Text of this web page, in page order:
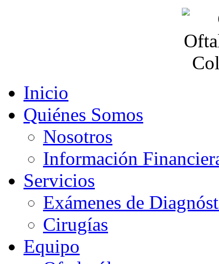
Inicio
Quiénes Somos
Nosotros
Información
Servicios
Exámenes de
Cirugías
Equipo